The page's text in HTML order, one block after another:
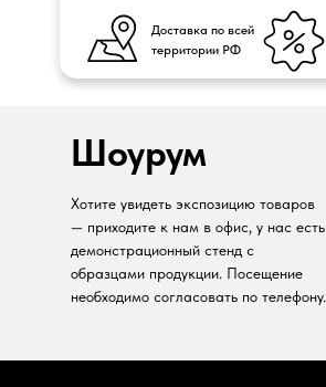
Доставка по всей
территории РФ
Шоурум
Хотите увидеть экспозицию товаров
— приходите к нам в офис, у нас есть
демонстрационный стенд с
образцами продукции. Посещение
необходимо согласовать по телефону.